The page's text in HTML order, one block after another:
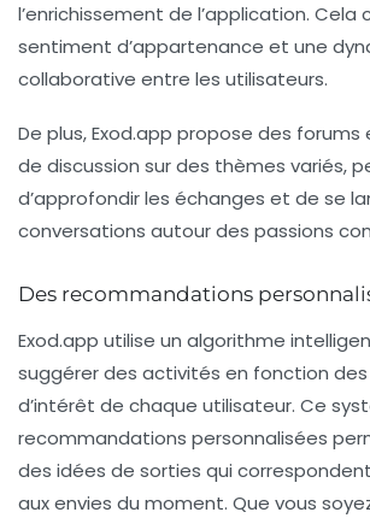
l’enrichissement de l’application. Cela
sentiment d’appartenance et une
collaborative entre les utilisateurs.
De plus, Exod.app propose des forums
de discussion sur des thèmes variés,
d’approfondir les échanges et de se
conversations autour des passions
Des recommandations
Exod.app utilise un algorithme
suggérer des activités en fonction
d’intérêt de chaque utilisateur. Ce
recommandations personnalisées
des idées de sorties qui
aux envies du moment. Que vous